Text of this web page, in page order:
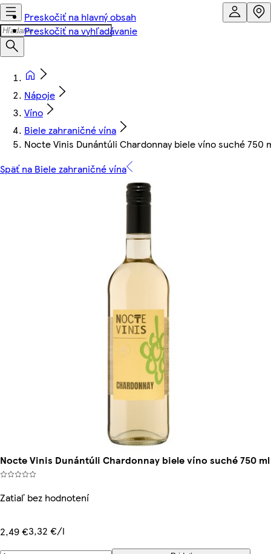
Preskočiť na hlavný obsah
Preskočiť na vyhľadávanie
Nápoje
Víno
Biele zahraničné vína
Nocte Vinis Dunántúli Chardonnay biele víno suché 750
Späť na Biele zahraničné vína
Nocte Vinis Dunántúli Chardonnay biele víno suché 750 ml
Zatiaľ bez hodnotení
2,49 €3,32 €/l